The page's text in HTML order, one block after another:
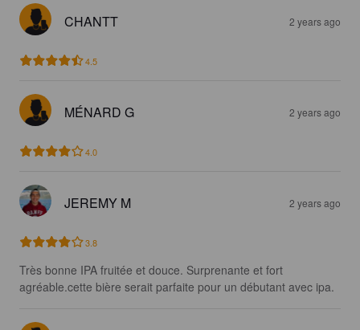
CHANTT 2 years ago
4.5
MÉNARD G 2 years ago
4.0
JEREMY M 2 years ago
3.8
Très bonne IPA fruitée et douce. Surprenante et fort
agréable.cette bière serait parfaite pour un débutant avec ipa.